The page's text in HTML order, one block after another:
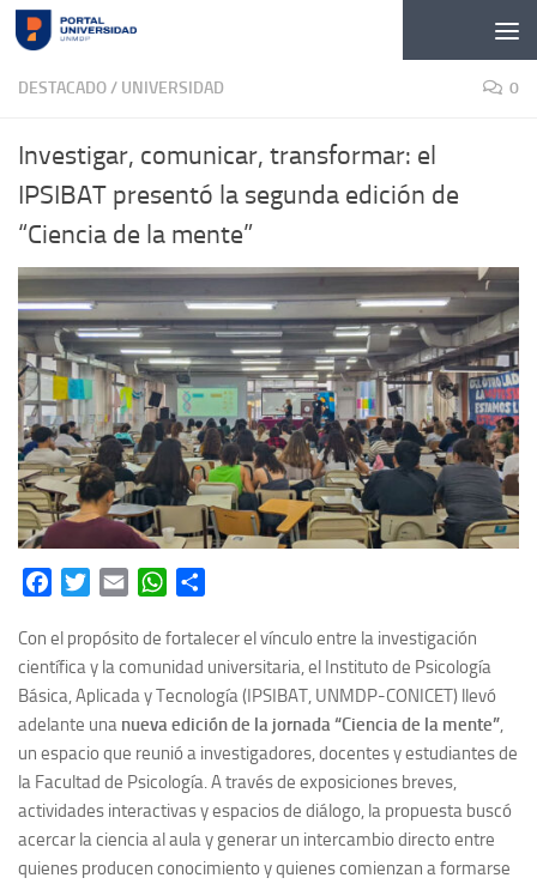
Skip to content
DESTACADO/ UNIVERSIDAD 0
Investigar, comunicar, transformar: el
IPSIBAT presentó la segunda edición de
“Ciencia de la mente”
FacebookTwitterEmail WhatsApp
Con el propósito de fortalecer el vínculo entre la investigación
científica y la comunidad universitaria, el Instituto de Psicología
Básica, Aplicada y Tecnología (IPSIBAT, UNMDP-CONICET) llevó
adelante una nueva edición de la jornada“Ciencia de la mente”,
un espacio que reunió a investigadores, docentes y estudiantes de
la Facultad de Psicología. A través de exposiciones breves,
actividades interactivas y espacios de diálogo, la propuesta buscó
acercar la ciencia al aula y generar un intercambio directo entre
quienes producen conocimiento y quienes comienzan a formarse